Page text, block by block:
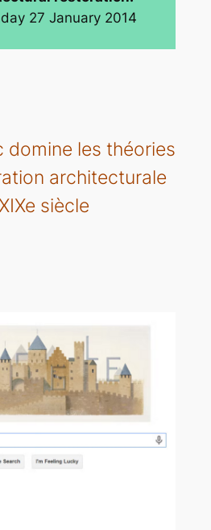
27 January 2014
domine les théories
architecturale
siècle